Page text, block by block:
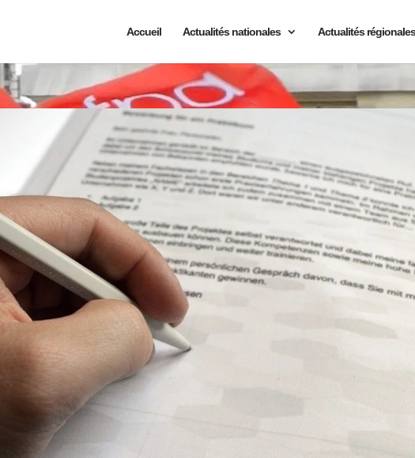
Accueil Actualités nationales Actualités régionales